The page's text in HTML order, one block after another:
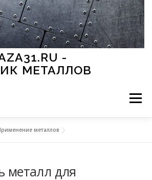
-
МЕТАЛЛОВ
Меню
СРЕДА
металлов
металл для